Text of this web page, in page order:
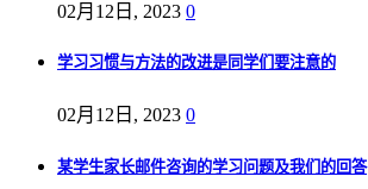
02月12日, 2023 0
学习习惯与方法的改进是同学们要注意的
02月12日, 2023 0
某学生家长邮件咨询的学习问题及我们的回答